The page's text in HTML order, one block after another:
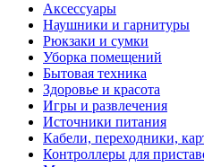
Аксессуары
Наушники и гарнитуры
Рюкзаки и сумки
Уборка помещений
Бытовая техника
Здоровье и красота
Игры и развлечения
Источники питания
Кабели, переходники,
Контроллеры для